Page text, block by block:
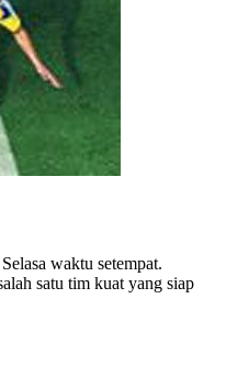
waktu setempat.
satu tim kuat yang siap